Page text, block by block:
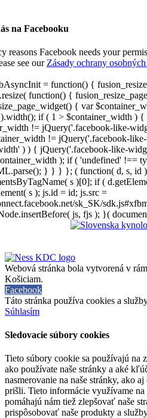
na Facebooku
reasons Facebook needs your
see our Zásady ochrany
= function() {
function() {
{ var
if ( 1 > $container_width )
!= jQuery('.facebook-like-
!= jQuery('.facebook-
) ) { jQuery('.facebook-like-
); if ( 'undefined' !==
} } } }; ( function( d, s, id
s )[0]; if (
s ); js.id = id; js.src =
sk_SK/
js, fjs ); }(
Webová stránka bola vytvorená v
Košiciam.
Facebook
Táto stránka používa cookies a
Súhlasím
Sledovacie súbory cookies
Tieto súbory cookie sa používajú na
ako používate naše stránky a aké
nasmerovanie na naše stránky, ako
prišli. Tieto informácie využívame na
pomáhajú nám tiež zlepšovať naše
prispôsobovať naše produkty a